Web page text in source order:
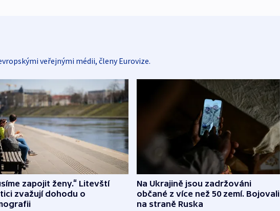
veřejnými médii, členy Eurovize.
zapojit ženy.“ Litevští
zvažují dohodu o
Na Ukrajině jsou zadržováni
občané z více než 50 zemí. Bojovali
na straně Ruska